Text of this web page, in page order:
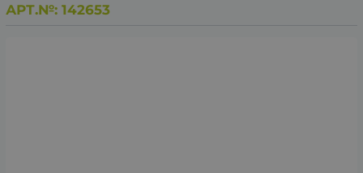
АРТ.№: 142653